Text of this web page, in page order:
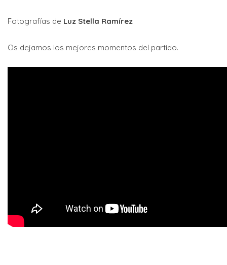
Fotografías de Luz Stella Ramírez
Os dejamos los mejores momentos del partido.